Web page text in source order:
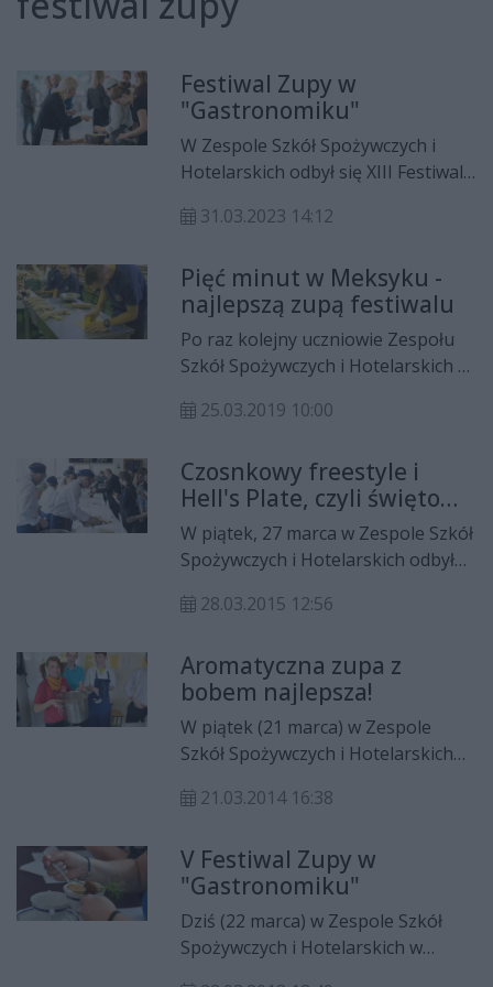
Festiwal Zupy w
"Gastronomiku"
W Zespole Szkół Spożywczych i
Hotelarskich odbył się XIII Festiwal
zrezygnowali z tradycyjnego
danie.
31.03.2023 14:12
Pięć minut w Meksyku -
najlepszą zupą festiwalu
Po raz kolejny uczniowie Zespołu
Szkół Spożywczych i Hotelarskich w
Festiwalu Zupy. Siedem grup
pomysły. Najlepsza okazała się
zupa „Pięć minut w Meksyku”.
25.03.2019 10:00
Czosnkowy freestyle i
Hell's Plate, czyli święto
zupy w ZSSiH
W piątek, 27 marca w Zespole Szkół
Spożywczych i Hotelarskich odbył
W tym roku motywem przewodnim
zaprezentowało swoje dania przed
jury. Najlepszy okazał się
"Czosnkowy freestyle".
28.03.2015 12:56
Aromatyczna zupa z
bobem najlepsza!
W piątek (21 marca) w Zespole
Szkół Spożywczych i Hotelarskich
roku motywem przewodnim był
kuchni polskiej. Decyzją jury
21.03.2014 16:38
V Festiwal Zupy w
"Gastronomiku"
Dziś (22 marca) w Zespole Szkół
Spożywczych i Hotelarskich w